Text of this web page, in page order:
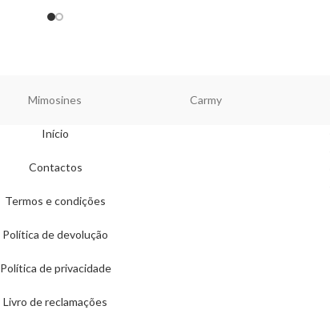
Mimosines Carmy
Início
Contactos
Termos e condições
Política de devolução
Política de privacidade
Livro de reclamações